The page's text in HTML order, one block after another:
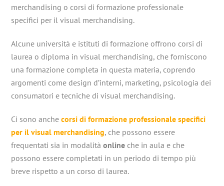
merchandising o corsi di formazione professionale
specifici per il visual merchandising.
Alcune università e istituti di formazione offrono corsi di
laurea o diploma in visual merchandising, che forniscono
una formazione completa in questa materia, coprendo
argomenti come design d’interni, marketing, psicologia dei
consumatori e tecniche di visual merchandising.
Ci sono anchecorsi di formazione professionale specifici
per il visual merchandising, che possono essere
frequentati sia in modalitàonline che in aula e che
possono essere completati in un periodo di tempo più
breve rispetto a un corso di laurea.